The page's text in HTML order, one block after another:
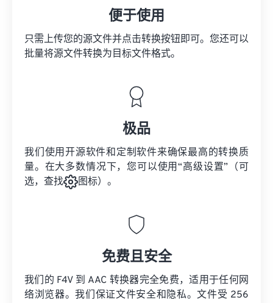
便于使用
只需上传您的源文件并点击转换按钮即可。您还可以
批量将源文件转换为目标文件格式。
极品
我们使用开源软件和定制软件来确保最高的转换质
量。在大多数情况下，您可以使用“高级设置”（可
选，查找
图标）。
免费且安全
我们的 F4V 到 AAC 转换器完全免费，适用于任何网
络浏览器。我们保证文件安全和隐私。文件受 256